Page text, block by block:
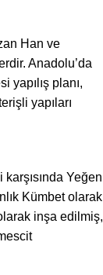
Han ve
Anadolu’da
yapılış planı,
yapıları
Yeğen
Kümbet olarak
inşa edilmiş,